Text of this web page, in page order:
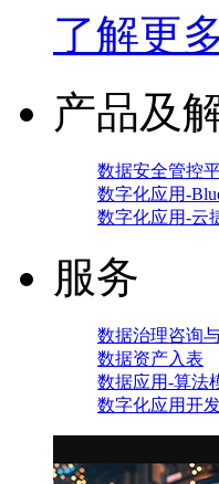
了解更
产品及
数据安全管控
数字化应用-
数字化应用-云
服务
数据治理咨询
数据资产入表
数据应用-算法
数字化应用开